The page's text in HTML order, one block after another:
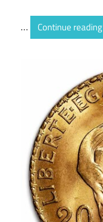
… Continue reading